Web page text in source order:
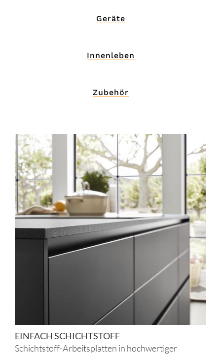
Geräte
Innenleben
Zubehör
EINFACH SCHICHTSTOFF
Schichtstoff-Arbeitsplatten in hochwertiger